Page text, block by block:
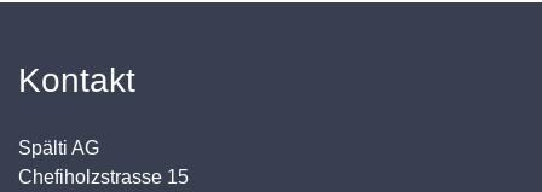
Kontakt
Spälti AG
Chefiholzstrasse 15